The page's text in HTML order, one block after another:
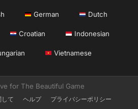
German Dutch
Croatian Indonesian
Vietnamese
for The Beautiful Game
て ヘルプ プライバシーポリシー